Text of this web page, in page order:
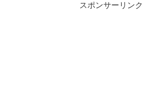
スポンサーリンク